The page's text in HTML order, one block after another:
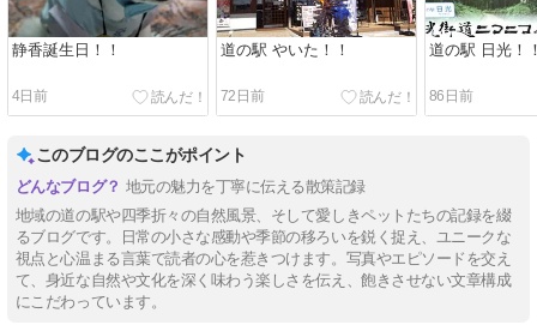
静香誕生日！！
4日前
道の駅 やいた！！
72日前
道の駅 日光！
86日前
このブログのここがポイント
地元の魅力を丁寧に伝える散策記録
地域の道の駅や四季折々の自然風景、そして愛しきペットたちの記録を綴
るブログです。日常の小さな感動や季節の移ろいを鋭く捉え、ユニークな
視点と心温まる言葉で読者の心を惹きつけます。写真やエピソードを交え
て、身近な自然や文化を深く味わう楽しさを伝え、飽きさせない文章構成
にこだわっています。